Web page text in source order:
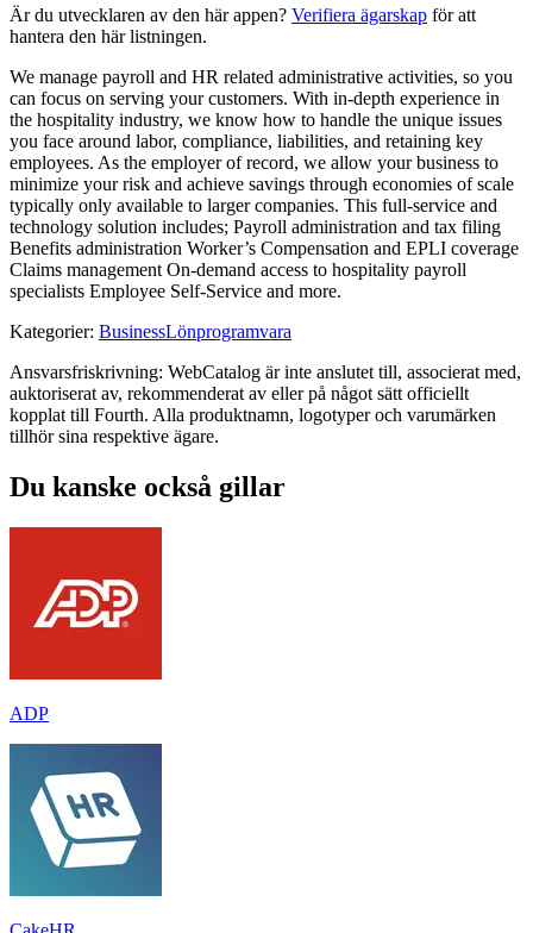
Är du utvecklaren av den här appen? Verifiera ägarskap för att
hantera den här listningen.
We manage payroll and HR related administrative activities, so you
can focus on serving your customers. With in-depth experience in
the hospitality industry, we know how to handle the unique issues
you face around labor, compliance, liabilities, and retaining key
employees. As the employer of record, we allow your business to
minimize your risk and achieve savings through economies of scale
typically only available to larger companies. This full-service and
technology solution includes; Payroll administration and tax filing
Benefits administration Worker’s Compensation and EPLI coverage
Claims management On-demand access to hospitality payroll
specialists Employee Self-Service and more.
Kategorier: BusinessLönprogramvara
Ansvarsfriskrivning: WebCatalog är inte anslutet till, associerat med,
auktoriserat av, rekommenderat av eller på något sätt officiellt
kopplat till Fourth. Alla produktnamn, logotyper och varumärken
tillhör sina respektive ägare.
Du kanske också gillar
ADP